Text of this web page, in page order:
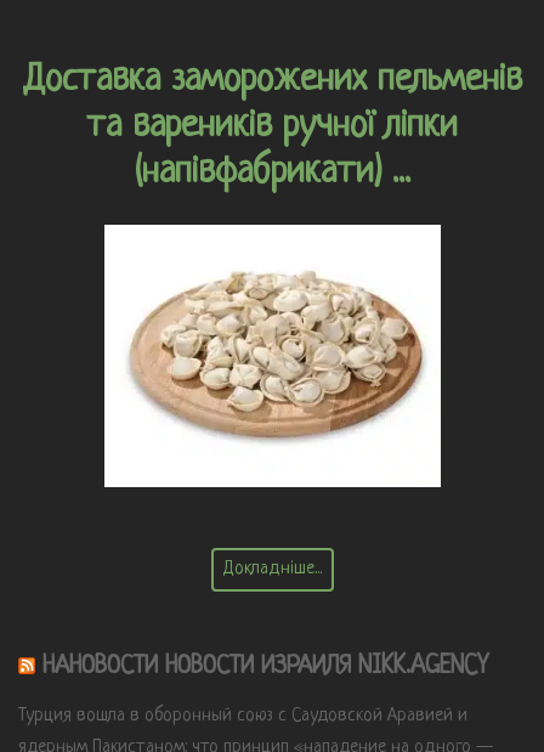
Доставка заморожених пельменів
та вареників ручної ліпки
(напівфабрикати) ...
Докладніше...
НАНОВОСТИ НОВОСТИ ИЗРАИЛЯ NIKK.AGENCY
Турция вошла в оборонный союз с Саудовской Аравией и
ядерным Пакистаном: что принцип «нападение на одного —